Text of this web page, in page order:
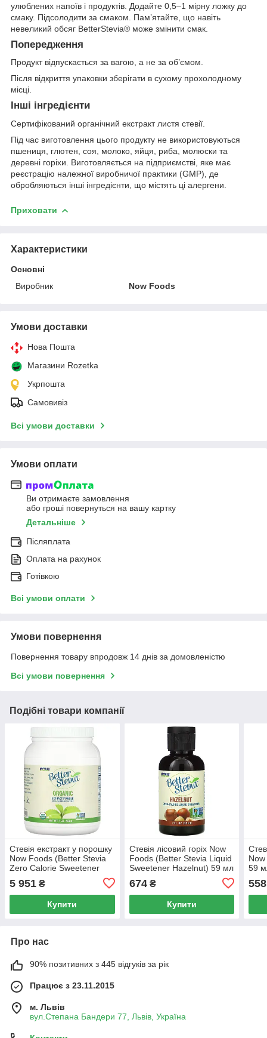
улюблених напоїв і продуктів. Додайте 0,5–1 мірну ложку до
смаку. Підсолодити за смаком. Пам’ятайте, що навіть
невеликий обсяг BetterStevia® може змінити смак.
Попередження
Продукт відпускається за вагою, а не за об’ємом.
Після відкриття упаковки зберігати в сухому прохолодному
місці.
Інші інгредієнти
Сертифікований органічний екстракт листя стевії.
Під час виготовлення цього продукту не використовуються
пшениця, глютен, соя, молоко, яйця, риба, молюски та
деревні горіхи. Виготовляється на підприємстві, яке має
реєстрацію належної виробничої практики (GMP), де
обробляються інші інгредієнти, що містять ці алергени.
Приховати
Характеристики
Основні
Виробник
Now Foods
Умови доставки
Нова Пошта
Магазини Rozetka
Укрпошта
Самовивіз
Всі умови доставки
Умови оплати
Ви отримаєте замовлення
або гроші повернуться на вашу картку
Детальніше
Післяплата
Оплата на рахунок
Готівкою
Всі умови оплати
Умови повернення
Повернення товару впродовж 14 днів за домовленістю
Всі умови повернення
Подібні товари компанії
Стевія екстракт у порошку
Now Foods (Better Stevia
Zero Calorie Sweetener
5 951 ₴
Купити
Стевія лісовий горіх Now
Foods (Better Stevia Liquid
Sweetener Hazelnut) 59 мл
674₴
Купити
59
558
Про нас
90% позитивних з 445 відгуків за рік
Працює з 23.11.2015
м. Львів
вул.Степана Бандери 77, Львів, Україна